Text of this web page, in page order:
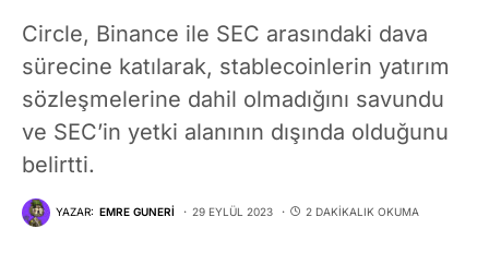
Circle, Binance ile SEC arasındaki dava
sürecine katılarak, stablecoinlerin yatırım
sözleşmelerine dahil olmadığını savundu
ve SEC’in yetki alanının dışında olduğunu
belirtti.
YAZAR: EMRE GUNERI 29 EYLÜL 2023 2 DAKIKALIK OKUMA